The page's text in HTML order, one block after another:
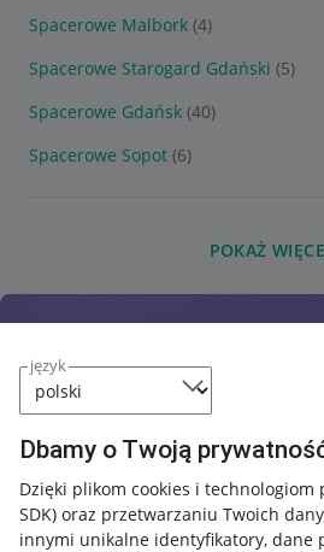
język
Dbamy o Twoją
Dzięki plikom cookies i technologiom
SDK) oraz przetwarzaniu Twoich
innymi unikalne identyfikatory, dane
Spacerowe Malbork (4)
Spacerowe Starogard Gdański (5)
Spacerowe Gdańsk (40)
Spacerowe Sopot (6)
POKAŻ